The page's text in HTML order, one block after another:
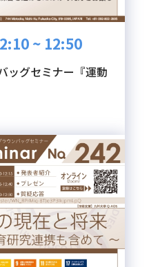
~ 12:50
ッグセミナー『運動